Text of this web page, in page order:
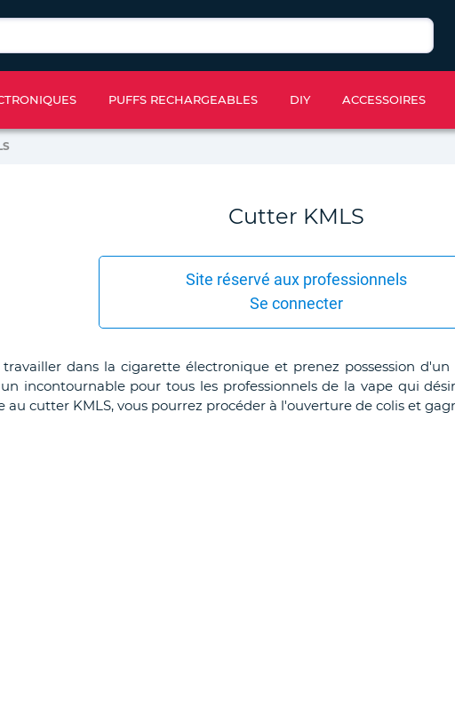
PUFFS RECHARGEABLES DIY ACCESSOIRES
Cutter KMLS
Site réservé aux professionnels
Se connecter
travailler dans la cigarette électronique et prenez possession
un incontournable pour tous les professionnels de la vape qui
au cutter KMLS, vous pourrez procéder à l'ouverture de colis et